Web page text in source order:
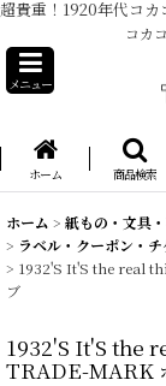
超貴重！1920年代コ
コカ
メニュー
ホーム 商品検索
ホーム > 紙もの・文具
> ラベル・クーポン・
> 1932'S It'S the real
ブ
1932'S It'S the
TRADE-MARK